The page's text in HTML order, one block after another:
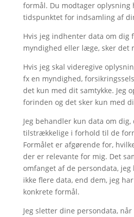
formål. Du modtager oplysning
tidspunktet for indsamling af
Hvis jeg indhenter data om dig
myndighed eller læge, sker det
Hvis jeg skal videregive
fx en myndighed,
det kun med dit samtykke. Jeg
forinden og det sker kun med
Jeg behandler kun data om
tilstrækkelige i forhold til de
Formålet er afgørende for,
der er relevante for mig. Det
omfanget af de persondata, jeg
ikke flere data, end dem, jeg
konkrete formål.
Jeg sletter dine persondata,